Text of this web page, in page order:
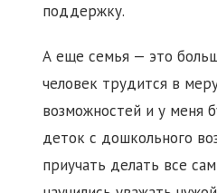
поддержку.
А еще семья — это
человек трудится в
возможностей и у меня
деток с дошкольного
приучать делать все